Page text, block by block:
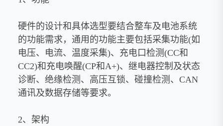
硬件的设计和具体选型要结合整车及电池系统
的功能需求，通用的功能主要包括采集功能(如
电压、电流、温度采集)、充电口检测(CC和
CC2)和充电唤醒(CP和A+)、继电器控制及状态
诊断、绝缘检测、高压互锁、碰撞检测、CAN
通讯及数据存储等要求。
2、架构